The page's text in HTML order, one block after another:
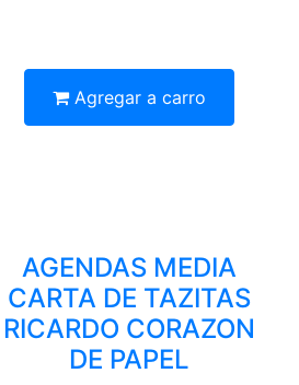
Agregar a carro
AGENDAS MEDIA
CARTA DE TAZITAS
RICARDO CORAZON
DE PAPEL